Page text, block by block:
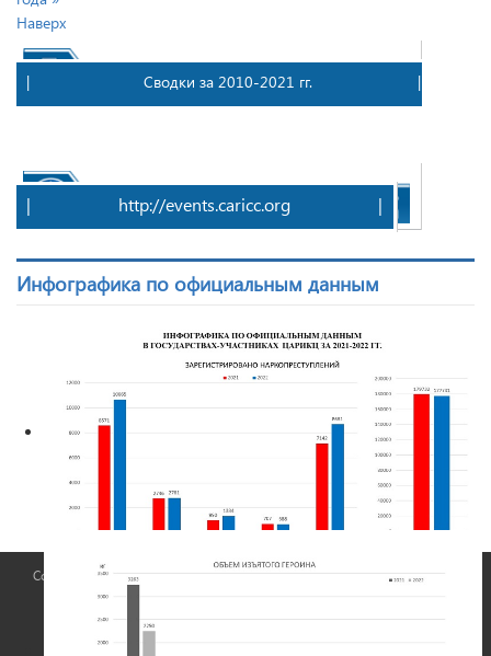
Наверх
| Сводки за 2010-2021 гг. |
| http://events.caricc.org |
Инфографика по официальным данным
Copyright © 2026 ЦАРИКЦ. All Rights Reserved. Все права защищены ©
Официальный сайт
Центральноазиатского регионального информационного